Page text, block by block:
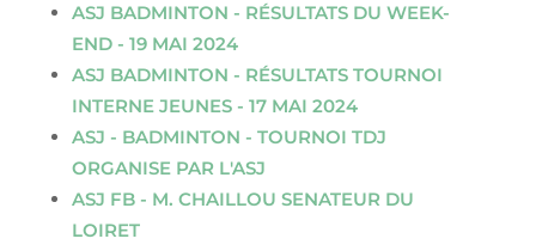
ASJ BADMINTON - RÉSULTATS DU WEEK-
END - 19 MAI 2024
ASJ BADMINTON - RÉSULTATS TOURNOI
INTERNE JEUNES - 17 MAI 2024
ASJ - BADMINTON - TOURNOI TDJ
ORGANISE PAR L'ASJ
ASJ FB - M. CHAILLOU SENATEUR DU
LOIRET